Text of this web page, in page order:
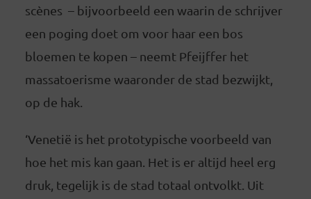
scènes – bijvoorbeeld een waarin de schrijver
een poging doet om voor haar een bos
bloemen te kopen – neemt Pfeijffer het
massatoerisme waaronder de stad bezwijkt,
op de hak.
‘Venetië is het prototypische voorbeeld van
hoe het mis kan gaan. Het is er altijd heel erg
druk, tegelijk is de stad totaal ontvolkt. Uit